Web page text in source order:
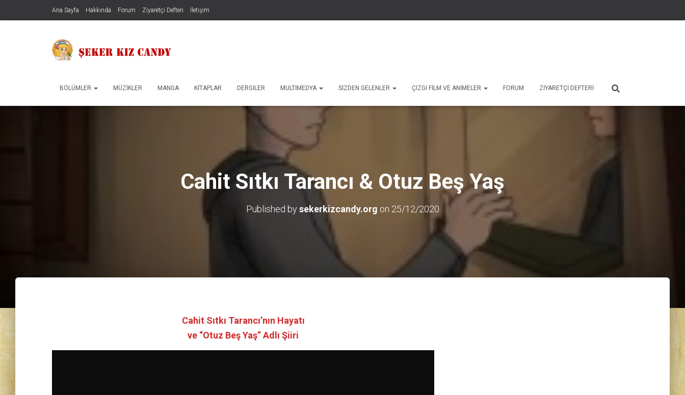
Ana Sayfa Hakkında Forum Ziyaretçi Defteri İletişim
BÖLÜMLER MÜZIKLER MANGA KITAPLAR DERGILER MULTIMEDYA SIZDEN GELENLER ÇIZGI FILM VE ANIMELER FORUM ZIYARETÇI DEFTERI
Cahit Sıtkı Tarancı & Otuz Beş Yaş
Published bysekerkizcandy.org on 25/12/2020
Cahit Sıtkı Tarancı’nın Hayatı
ve “Otuz Beş Yaş” Adlı Şiiri